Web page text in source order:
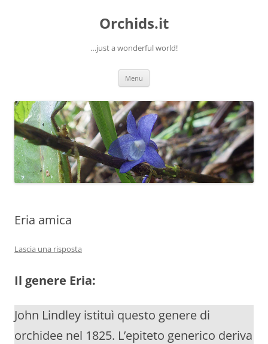
Orchids.it
…just a wonderful world!
Menu
Eria amica
Lascia una risposta
Il genere Eria:
John Lindley istituì questo genere di
orchidee nel 1825. L’epiteto generico deriva